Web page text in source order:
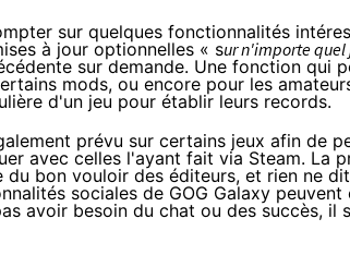
sur quelques fonctionnalités
à jour optionnelles « sur n'importe quel
sur demande. Une fonction qui
mods, ou encore pour les
d'un jeu pour établir leurs records.
prévu sur certains jeux afin de
avec celles l'ayant fait via Steam. La
du bon vouloir des éditeurs, et rien ne
sociales de GOG Galaxy
avoir besoin du chat ou des succès, il